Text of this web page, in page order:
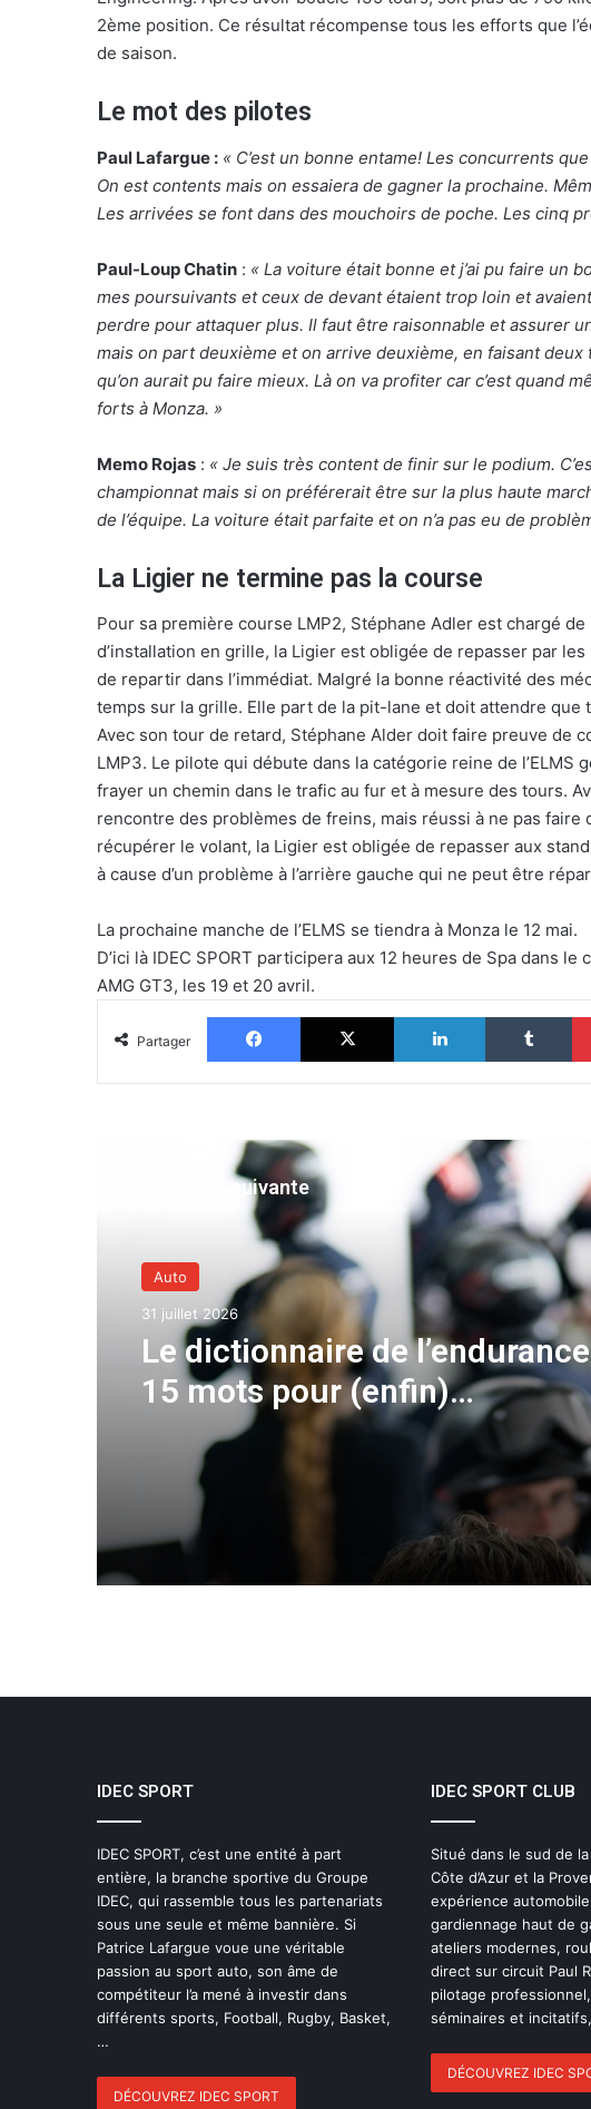
2ème position. Ce résultat récompense tous les efforts que
de saison.
Le mot des pilotes
Paul Lafargue : « C’est un bonne entame! Les concurrents
On est contents mais on essaiera de gagner la prochaine.
Les arrivées se font dans des mouchoirs de poche. Les cinq
Paul-Loup Chatin : « La voiture était bonne et j’ai pu faire un
mes poursuivants et ceux de devant étaient trop loin et
perdre pour attaquer plus. Il faut être raisonnable et assurer
mais on part deuxième et on arrive deuxième, en faisant
qu’on aurait pu faire mieux. Là on va profiter car c’est quand
forts à Monza. »
Memo Rojas : « Je suis très content de finir sur le podium.
championnat mais si on préférerait être sur la plus haute
de l’équipe. La voiture était parfaite et on n’a pas eu de
La Ligier ne termine pas la course
Pour sa première course LMP2, Stéphane Adler est chargé
d’installation en grille, la Ligier est obligée de repasser par
de repartir dans l’immédiat. Malgré la bonne réactivité des
temps sur la grille. Elle part de la pit-lane et doit attendre que
Avec son tour de retard, Stéphane Alder doit faire preuve de
LMP3. Le pilote qui débute dans la catégorie reine de l’ELMS
frayer un chemin dans le trafic au fur et à mesure des tours.
rencontre des problèmes de freins, mais réussi à ne pas faire
récupérer le volant, la Ligier est obligée de repasser aux
à cause d’un problème à l’arrière gauche qui ne peut être
La prochaine manche de l’ELMS se tiendra à Monza le 12 mai.
D’ici là IDEC SPORT participera aux 12 heures de Spa dans
AMG GT3, les 19 et 20 avril.
Partager
Facebook X Linkedin
Actualité suivante
Auto
31 juillet 2026
Le dictionnaire de
15 mots pour (enfin)
comprendre une course
d’European Le Mans Series
IDEC SPORT
IDEC SPORT, c’est une entité à part
entière, la branche sportive du Groupe
IDEC, qui rassemble tous les partenariats
sous une seule et même bannière. Si
Patrice Lafargue voue une véritable
passion au sport auto, son âme de
compétiteur l’a mené à investir dans
différents sports, Football, Rugby, Basket,
…
DÉCOUVREZ IDEC SPORT
IDEC SPORT CLUB
Situé dans le sud de
Côte d’Azur et la
expérience
gardiennage haut de
ateliers modernes,
direct sur circuit Paul
pilotage
séminaires et
DÉCOUVREZ IDEC